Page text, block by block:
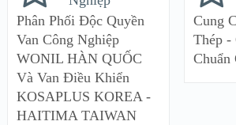
Phân Phối Độc Quyền
Van Công Nghiệp
WONIL HÀN QUỐC
Và Van Điều Khiển
KOSAPLUS KOREA -
HAITIMA TAIWAN
Cung
Thép -
Chuẩn